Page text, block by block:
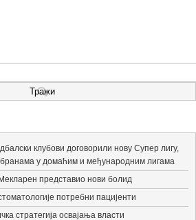
клубови договорили нову Супер лигу,
у домаћим и међународним лигама
представио нови болид
потребни пацијенти
стратегија освајања власти